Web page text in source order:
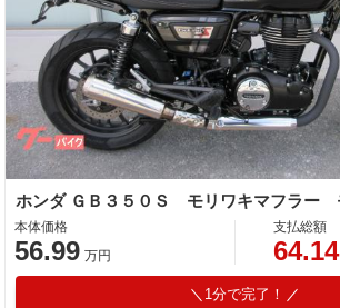
本体価格
56.99 万円
支払総額
64.14
1分で完了！